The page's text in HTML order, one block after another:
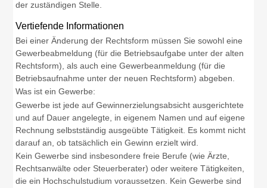
der zuständigen Stelle.
Vertiefende Informationen
Bei einer Änderung der Rechtsform müssen Sie sowohl eine
Gewerbeabmeldung (für die Betriebsaufgabe unter der alten
Rechtsform), als auch eine Gewerbeanmeldung (für die
Betriebsaufnahme unter der neuen Rechtsform) abgeben.
Was ist ein Gewerbe:
Gewerbe ist jede auf Gewinnerzielungsabsicht ausgerichtete
und auf Dauer angelegte, in eigenem Namen und auf eigene
Rechnung selbstständig ausgeübte Tätigkeit. Es kommt nicht
darauf an, ob tatsächlich ein Gewinn erzielt wird.
Kein Gewerbe sind insbesondere freie Berufe (wie Ärzte,
Rechtsanwälte oder Steuerberater) oder weitere Tätigkeiten,
die ein Hochschulstudium voraussetzen. Kein Gewerbe sind